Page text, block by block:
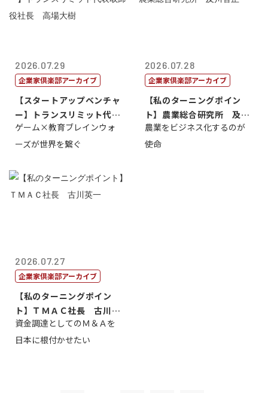
2026.07.29
企業家倶楽部アーカイブ
【スタートアップベンチャ
ー】トランスリミット代表
取締役社長 ...
ゲーム×教育ブレインウォ
ーズが世界を繋ぐ
2026.07.28
企業家倶楽部アーカイブ
【私のターニングポイン
ト】農業総合研究所 及川
智正
農業をビジネス化するのが
使命
2026.07.27
企業家倶楽部アーカイブ
【私のターニングポイン
ト】ＴＭＡＣ社長 古川英
一
資金調達としてのＭ＆Ａを
日本に根付かせたい